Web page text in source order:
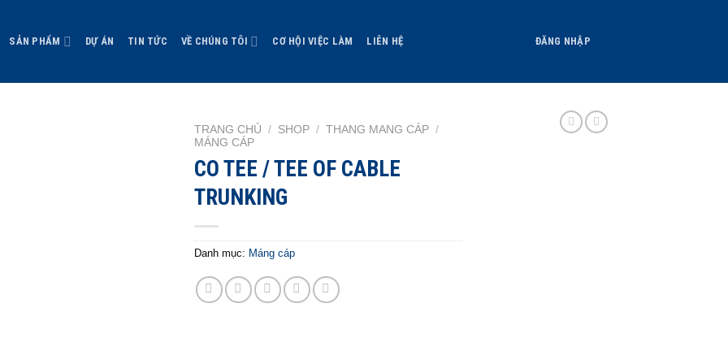
SẢN PHẨM DỰ ÁN TIN TỨC VỀ CHÚNG TÔI CƠ HỘI VIỆC LÀM LIÊN HỆ ĐĂNG NHẬP
TRANG CHỦ / SHOP / THANG MANG CÁP /
MÁNG CÁP
CO TEE / TEE OF CABLE
TRUNKING
Danh mục: Máng cáp